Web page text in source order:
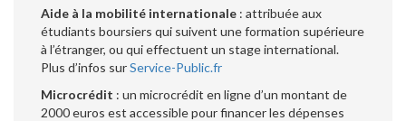
Aide à la mobilité internationale : attribuée aux
étudiants boursiers qui suivent une formation supérieure
à l’étranger, ou qui effectuent un stage international.
Plus d’infos surService-Public.fr
Microcrédit : un microcrédit en ligne d’un montant de
2000 euros est accessible pour financer les dépenses